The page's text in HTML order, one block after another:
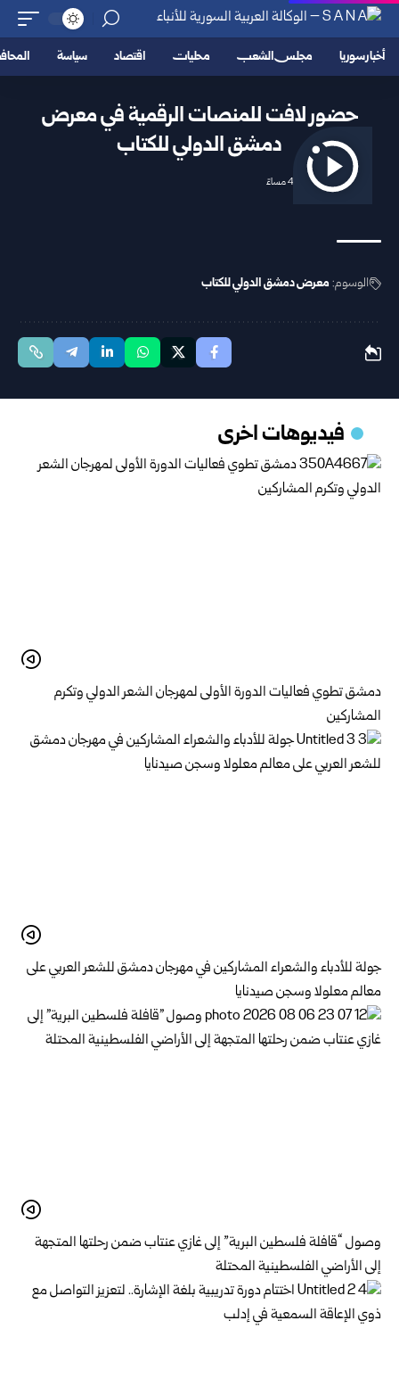
أخبار سوريا مجلس الشعب محليات اقتصاد سياسة
حضور لافت للمنصات الرقمية في معرض
دمشق الدولي للكتاب
2026/02/08 4:47 مساءً
الوسوم: معرض دمشق الدولي للكتاب
فيديوهات اخرى
دمشق تطوي فعاليات الدورة الأولى لمهرجان الشعر الدولي وتكرم
المشاركين
جولة للأدباء والشعراء المشاركين في مهرجان دمشق للشعر العربي على
معالم معلولا وسجن صيدنايا
وصول “قافلة فلسطين البرية” إلى غازي عنتاب ضمن رحلتها المتجهة
إلى الأراضي الفلسطينية المحتلة